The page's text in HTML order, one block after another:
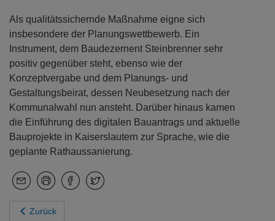
Als qualitätssichernde Maßnahme eigne sich
insbesondere der Planungswettbewerb. Ein
Instrument, dem Baudezernent Steinbrenner sehr
positiv gegenüber steht, ebenso wie der
Konzeptvergabe und dem Planungs- und
Gestaltungsbeirat, dessen Neubesetzung nach der
Kommunalwahl nun ansteht. Darüber hinaus kamen
die Einführung des digitalen Bauantrags und aktuelle
Bauprojekte in Kaiserslautern zur Sprache, wie die
geplante Rathaussanierung.
Zurück